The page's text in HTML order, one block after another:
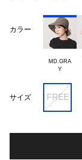
カラー
MD.GRA
サイズ FREE